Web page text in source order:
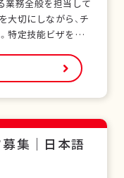
業務全般を担当して
大切にしながら、チ
特定技能ビザをお持
本の飲食サービスを
た雇用形態で、長期
制勤務で…
集｜日本語